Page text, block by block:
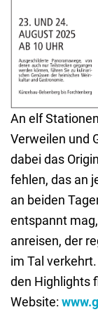
An elf
Verweilen und
dabei das
fehlen, das an
an beiden
entspannt
anreisen, der
im Tal
den Highlights
Website: